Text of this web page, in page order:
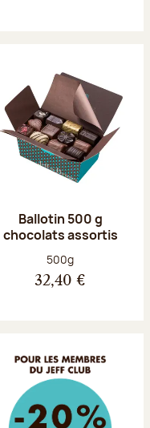
Ballotin 500 g
chocolats assortis
Poids net :
500g
32,40 €